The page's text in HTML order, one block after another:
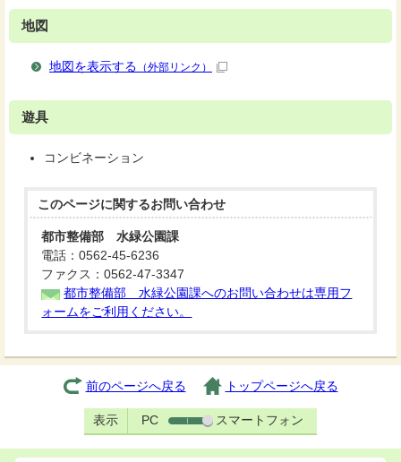
地図
地図を表示する （外部リンク）
遊具
コンビネーション
このページに関するお問い合わせ
都市整備部 水緑公園課
電話：0562-45-6236
ファクス：0562-47-3347
都市整備部 水緑公園課へのお問い合わせは専用フ
ォームをご利用ください。
前のページへ戻る トップページへ戻る
表示 PC スマートフォン